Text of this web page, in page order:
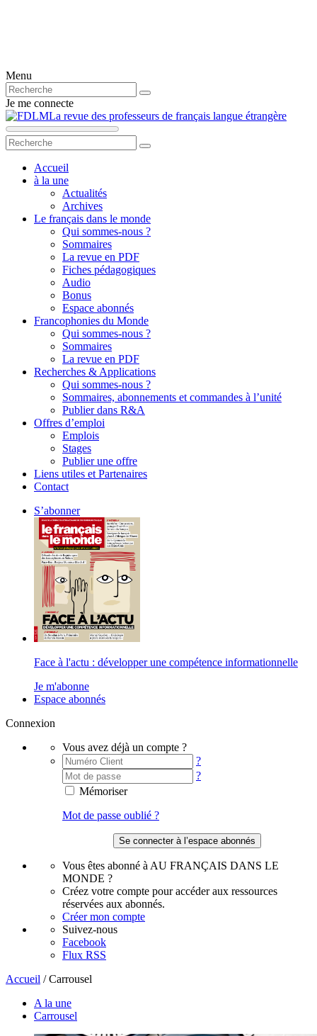
Menu
Je me connecte
La revue des professeurs de français langue étrangère
Accueil
à la une
Actualités
Archives
Le français dans le monde
Qui sommes-nous ?
Sommaires
La revue en PDF
Fiches pédagogiques
Audio
Bonus
Espace abonnés
Francophonies du Monde
Qui sommes-nous ?
Sommaires
La revue en PDF
Recherches & Applications
Qui sommes-nous ?
Sommaires, abonnements et commandes à l’unité
Publier dans R&A
Offres d’emploi
Emplois
Stages
Publier une offre
Liens utiles et Partenaires
Contact
S’abonner
Face à l'actu : développer une compétence informationnelle
Je m'abonne
Espace abonnés
Connexion
Vous avez déjà un compte ?
?
?
Mémoriser
Mot de passe oublié ?
Vous êtes abonné à AU FRANÇAIS DANS LE
MONDE ?
Créez votre compte pour accéder aux ressources
réservées aux abonnés.
Créer mon compte
Suivez-nous
Facebook
Flux RSS
Accueil /Carrousel
A la une
Carrousel